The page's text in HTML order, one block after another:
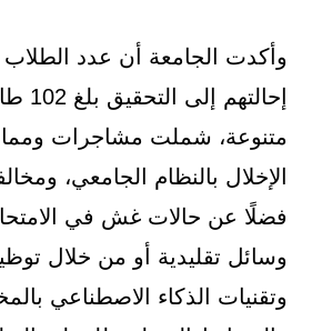
وأكدت الجامعة أن عدد
متنوعة، شملت مشاجرات
الإخلال بالنظام الجامعي،
فضلًا عن حالات غش في
وسائل تقليدية أو من خلال
وتقنيات الذكاء الاصطناعي